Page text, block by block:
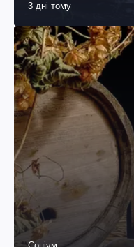
3 дні тому